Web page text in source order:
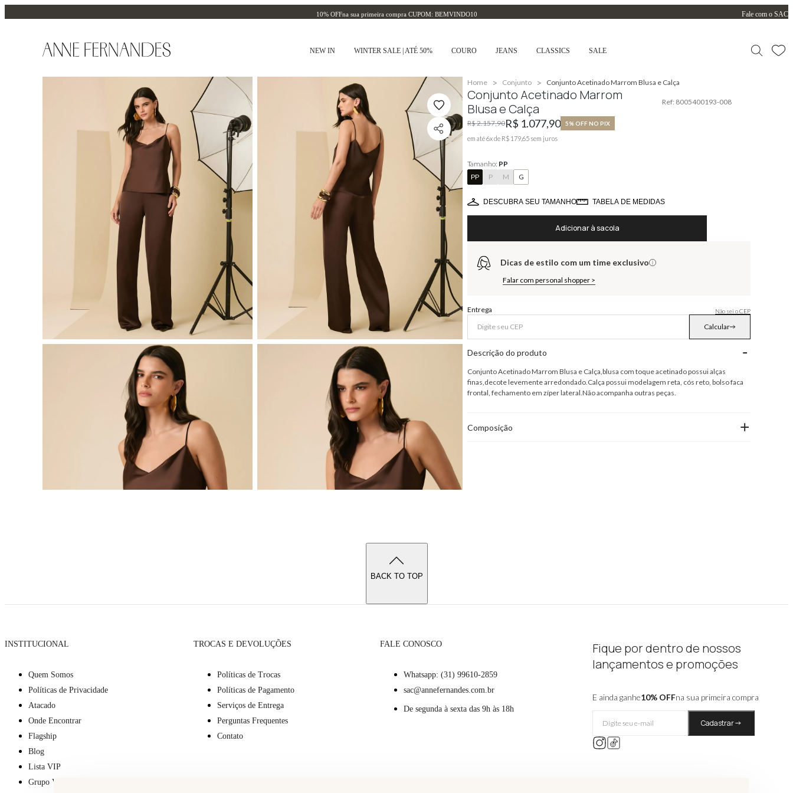
10% OFFna sua primeira compra CUPOM: BEMVINDO10 Fale com o SAC
NEW IN WINTER SALE | ATÉ 50% COURO JEANS CLASSICS SALE
Home > Conjunto > Conjunto Acetinado Marrom Blusa e Calça
Conjunto Acetinado Marrom
Blusa e Calça
Ref: 8005400193-008
R$ 2.157,90R$ 1.077,90 5% OFF NO PIX
em até6x de R$ 179,65 sem juros
Tamanho: PP
PP
P M G
DESCUBRA SEU TAMANHO TABELA DE MEDIDAS
Adicionar à sacola
Dicas de estilo com um time exclusivo
Falar com personal shopper >
Entrega Não sei o CEP
Calcular
Descrição do produto -
Conjunto Acetinado Marrom Blusa e Calça,blusa com toque acetinado possui alças
finas,decote levemente arredondado.Calça possui modelagem reta, cós reto, bolso faca
frontal, fechamento em zíper lateral.Não acompanha outras peças.
Composição +
BACK TO TOP
INSTITUCIONAL
Quem Somos
Políticas de Privacidade
Atacado
Onde Encontrar
Flagship
Blog
Lista VIP
Grupo VIP
TROCAS E DEVOLUÇÕES
Políticas de Trocas
Políticas de Pagamento
Serviços de Entrega
Perguntas Frequentes
Contato
FALE CONOSCO
Whatsapp: (31) 99610-2859
sac@annefernandes.com.br
De segunda à sexta das 9h às 18h
Fique por dentro de nossos
lançamentos e promoções
E ainda ganhe10% OFFna sua primeira compra
Cadastrar